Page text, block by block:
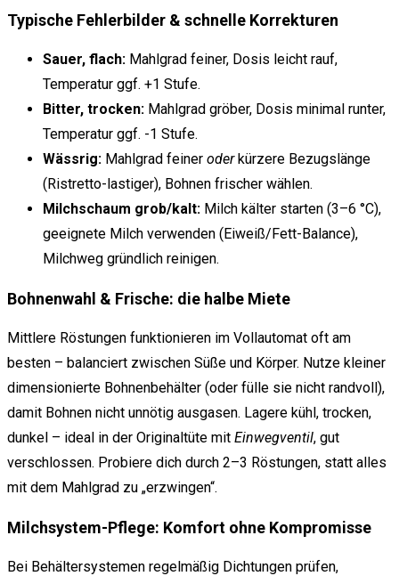
Typische Fehlerbilder & schnelle Korrekturen
Sauer, flach: Mahlgrad feiner, Dosis leicht rauf,
Temperatur ggf. +1 Stufe.
Bitter, trocken: Mahlgrad gröber, Dosis minimal runter,
Temperatur ggf. -1 Stufe.
Wässrig: Mahlgrad feiner oderkürzere Bezugslänge
(Ristretto-lastiger), Bohnen frischer wählen.
Milchschaum grob/kalt: Milch kälter starten (3–6 °C),
geeignete Milch verwenden (Eiweiß/Fett-Balance),
Milchweg gründlich reinigen.
Bohnenwahl & Frische: die halbe Miete
Mittlere Röstungen funktionieren im Vollautomat oft am
besten – balanciert zwischen Süße und Körper. Nutze kleiner
dimensionierte Bohnenbehälter (oder fülle sie nicht randvoll),
damit Bohnen nicht unnötig ausgasen. Lagere kühl, trocken,
dunkel – ideal in der Originaltüte mit Einwegventil, gut
verschlossen. Probiere dich durch 2–3 Röstungen, statt alles
mit dem Mahlgrad zu „erzwingen“.
Milchsystem-Pflege: Komfort ohne Kompromisse
Bei Behältersystemen regelmäßig Dichtungen prüfen,